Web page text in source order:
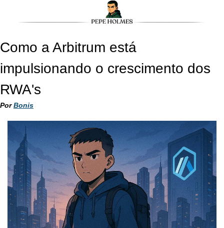
Como a Arbitrum está
impulsionando o crescimento dos
RWA's
Por Bonis